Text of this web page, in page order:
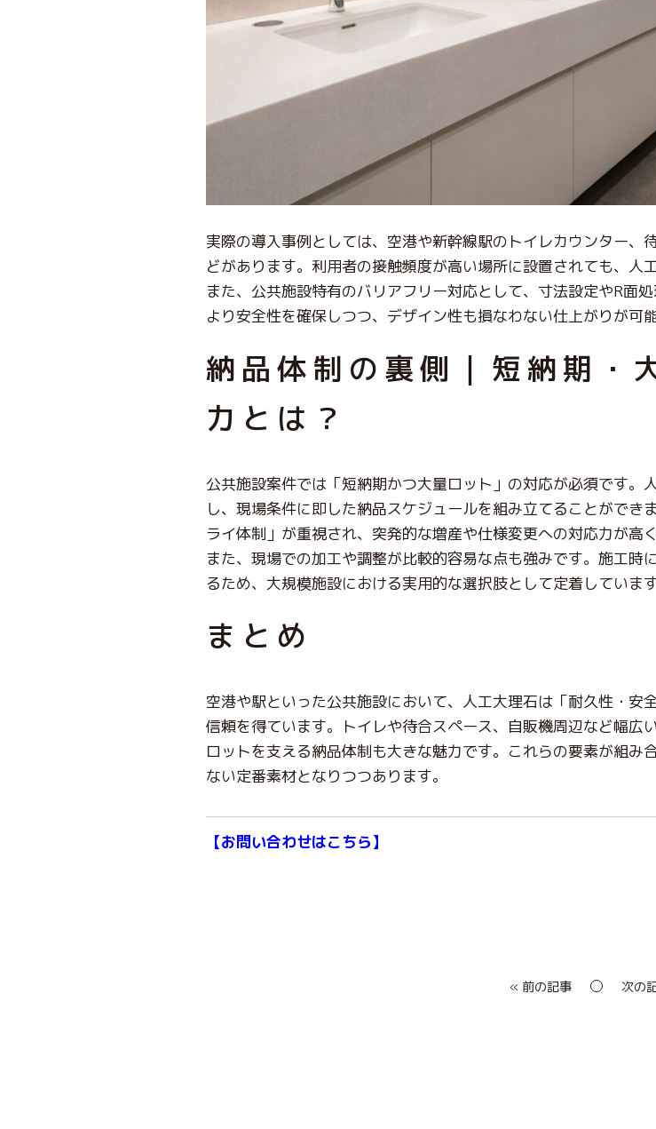
実際の導入事例としては、空港や新幹線駅のトイレカウンター、
どがあります。利用者の接触頻度が高い場所に設置されても、人
また、公共施設特有のバリアフリー対応として、寸法設定やR面
より安全性を確保しつつ、デザイン性も損なわない仕上がりが可能
納品体制の裏側｜短納期・
力とは？
公共施設案件では「短納期かつ大量ロット」の対応が必須です。
し、現場条件に即した納品スケジュールを組み立てることができ
ライ体制」が重視され、突発的な増産や仕様変更への対応力が高
また、現場での加工や調整が比較的容易な点も強みです。施工時
るため、大規模施設における実用的な選択肢として定着しています
まとめ
空港や駅といった公共施設において、人工大理石は「耐久性・安
信頼を得ています。トイレや待合スペース、自販機周辺など幅広
ロットを支える納品体制も大きな魅力です。これらの要素が組み
ない定番素材となりつつあります。
【お問い合わせはこちら】
« 前の記事 次の